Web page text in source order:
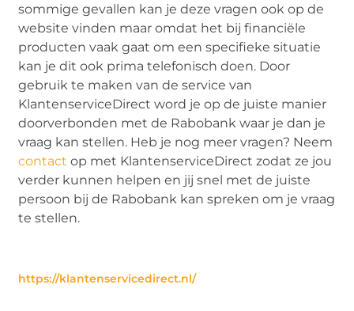
sommige gevallen kan je deze vragen ook op de
website vinden maar omdat het bij financiële
producten vaak gaat om een specifieke situatie
kan je dit ook prima telefonisch doen. Door
gebruik te maken van de service van
KlantenserviceDirect word je op de juiste manier
doorverbonden met de Rabobank waar je dan je
vraag kan stellen. Heb je nog meer vragen? Neem
contact op met KlantenserviceDirect zodat ze jou
verder kunnen helpen en jij snel met de juiste
persoon bij de Rabobank kan spreken om je vraag
te stellen.
https://klantenservicedirect.nl/